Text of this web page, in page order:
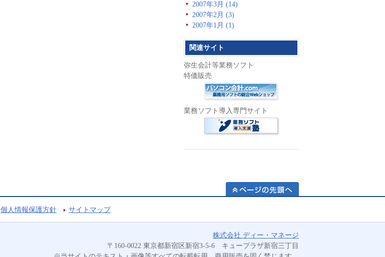
2007年3月 (14)
2007年2月 (3)
2007年1月 (1)
関連サイト
弥生会計等業務ソフト
特価販売
業務ソフト導入専門サイト
個人情報保護方針 サイトマップ
株式会社 ディー・マネージ
〒160-0022 東京都新宿区新宿3-5-6 キュープラザ新宿三丁目